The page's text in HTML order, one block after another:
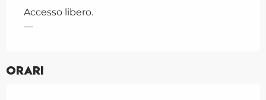
Accesso libero.
—
Orari